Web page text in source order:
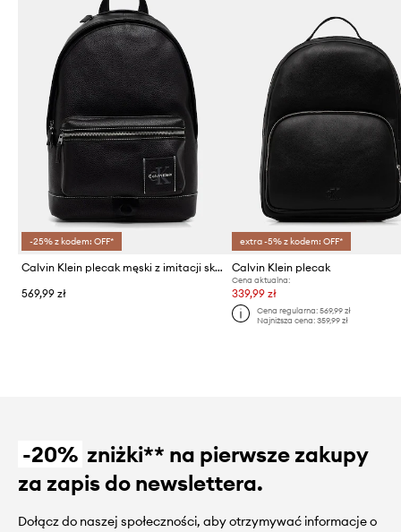
-25% z kodem: OFF*
Calvin Klein plecak męski z imitacji skóry
569,99 zł
extra -5% z kodem: OFF*
Calvin Klein plecak
Cena aktualna:
339,99 zł
Cena regularna: 569,99 zł
Najniższa cena: 359,99 zł
-20% zniżki** na pierwsze zakupy
za zapis do newslettera.
Dołącz do naszej społeczności, aby otrzymywać informacje o